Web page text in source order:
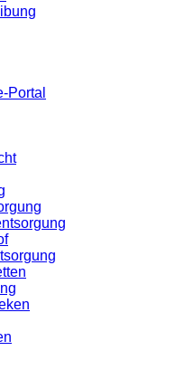
Portal